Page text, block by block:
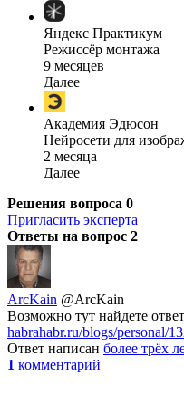
Яндекс Практикум
Режиссёр монтажа
9 месяцев
Далее
Академия Эдюсон
Нейросети для
2 месяца
Далее
Решения вопроса 0
Пригласить эксперта
Ответы на вопрос 2
ArcKain @ArcKain
Возможно тут найдете
habrahabr.ru/blogs/personal/
Ответ написан более трёх
1 комментарий